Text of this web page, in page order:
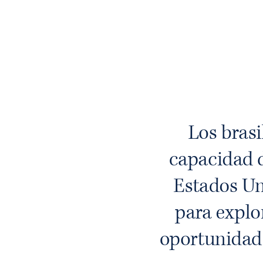
Los
capacidad
Estados
para